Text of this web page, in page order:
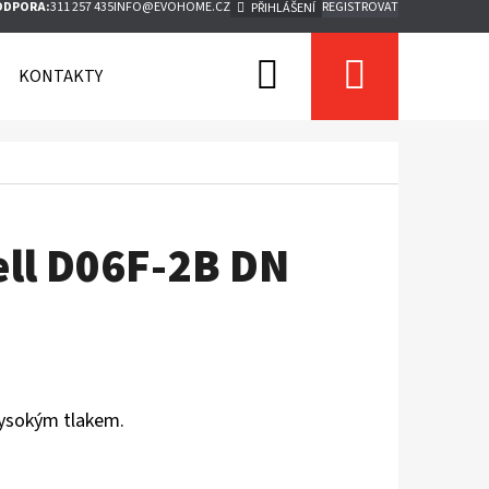
311 257 435INFO@EVOHOME.CZ PŘIHLÁŠENÍ REGISTROVAT
KONTAKTY Hledat
D06F-2B DN
tlakem.